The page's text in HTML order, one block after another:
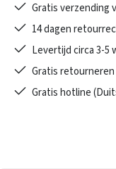
Gratis verzending
14 dagen
Levertijd circa 3-5
Gratis retourneren
Gratis hotline